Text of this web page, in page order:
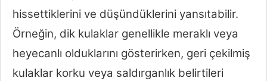
hissettiklerini ve düşündüklerini yansıtabilir.
Örneğin, dik kulaklar genellikle meraklı veya
heyecanlı olduklarını gösterirken, geri çekilmiş
kulaklar korku veya saldırganlık belirtileri